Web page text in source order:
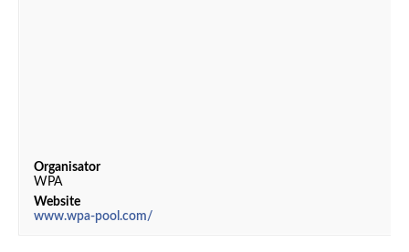
Organisator
WPA
Website
www.wpa-pool.com/